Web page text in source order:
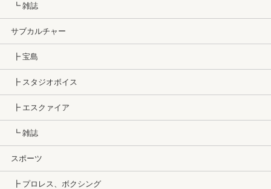
┗ 雑誌
サブカルチャー
┣ 宝島
┣ スタジオボイス
┣ エスクァイア
┗ 雑誌
スポーツ
┣ プロレス、ボクシング